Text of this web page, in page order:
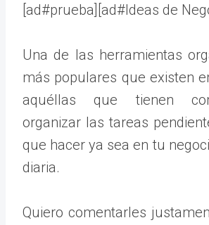
[ad#prueba][ad#Ideas de
Una de las herramientas
más populares que existen
aquéllas que tienen
organizar las tareas
que hacer ya sea en tu
diaria.
Quiero comentarles